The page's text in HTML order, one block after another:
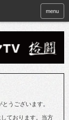
menu
うございます。
ております。当方